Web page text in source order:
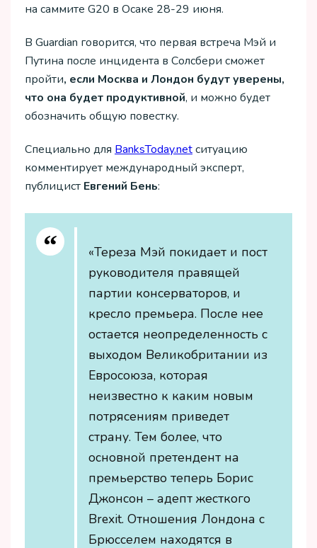
на саммите G20 в Осаке 28-29 июня.
В Guardian говорится, что первая встреча Мэй и
Путина после инцидента в Солсбери сможет
пройти, если Москва и Лондон будут уверены,
что она будет продуктивной, и можно будет
обозначить общую повестку.
Специально для ВanksToday.netситуацию
комментирует международный эксперт,
публицист Евгений Бень:
«Тереза Мэй покидает и пост
руководителя правящей
партии консерваторов, и
кресло премьера. После нее
остается неопределенность с
выходом Великобритании из
Евросоюза, которая
неизвестно к каким новым
потрясениям приведет
страну. Тем более, что
основной претендент на
премьерство теперь Борис
Джонсон – адепт жесткого
Brexit. Отношения Лондона с
Брюсселем находятся в